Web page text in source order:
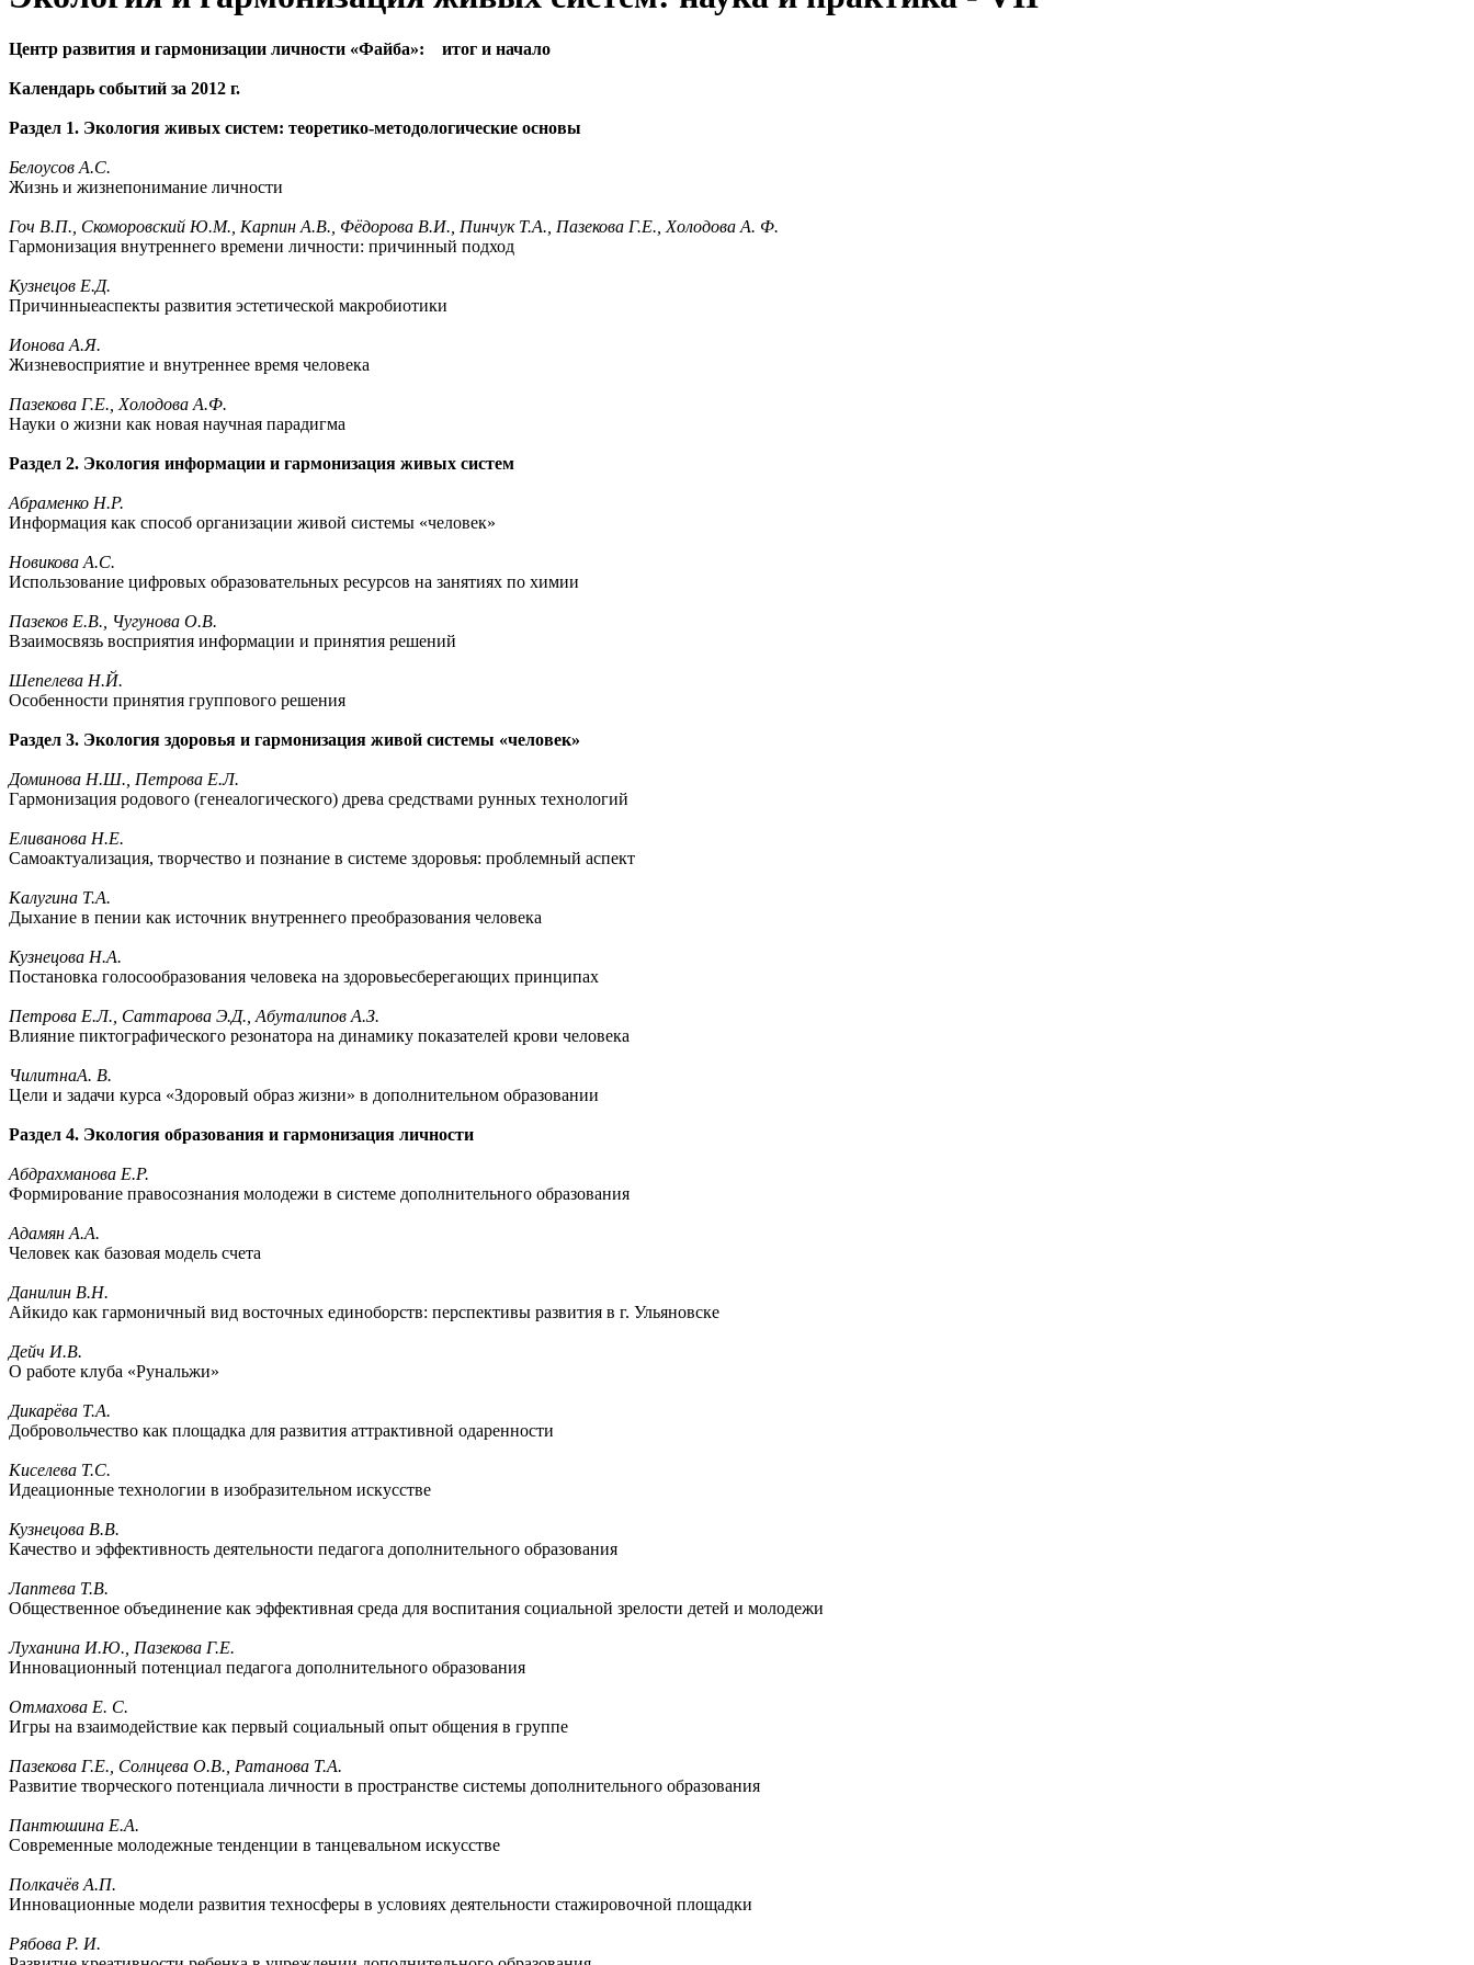
Центр развития и гармонизации личности «Файба»: итог и начало
Календарь событий за 2012 г.
Раздел 1. Экология живых систем: теоретико-методологические основы
Белоусов А.С.
Жизнь и жизнепонимание личности
Гоч В.П., Скоморовский Ю.М., Карпин А.В., Фёдорова В.И., Пинчук Т.А., Пазекова Г.Е., Холодова А. Ф.
Гармонизация внутреннего времени личности: причинный подход
Кузнецов Е.Д.
Причинныеаспекты развития эстетической макробиотики
Ионова А.Я.
Жизневосприятие и внутреннее время человека
Пазекова Г.Е., Холодова А.Ф.
Науки о жизни как новая научная парадигма
Раздел 2. Экология информации и гармонизация живых систем
Абраменко Н.Р.
Информация как способ организации живой системы «человек»
Новикова А.С.
Использование цифровых образовательных ресурсов на занятиях по химии
Пазеков Е.В., Чугунова О.В.
Взаимосвязь восприятия информации и принятия решений
Шепелева Н.Й.
Особенности принятия группового решения
Раздел 3. Экология здоровья и гармонизация живой системы «человек»
Доминова Н.Ш., Петрова E.Л.
Гармонизация родового (генеалогического) древа средствами рунных технологий
Еливанова Н.Е.
Самоактуализация, творчество и познание в системе здоровья: проблемный аспект
Калугина Т.А.
Дыхание в пении как источник внутреннего преобразования человека
Кузнецова Н.А.
Постановка голосообразования человека на здоровьесберегающих принципах
Петрова E.Л., Саттарова Э.Д., Абуталипов А.З.
Влияние пиктографического резонатора на динамику показателей крови человека
ЧилитнаА. В.
Цели и задачи курса «Здоровый образ жизни» в дополнительном образовании
Раздел 4. Экология образования и гармонизация личности
Абдрахманова Е.Р.
Формирование правосознания молодежи в системе дополнительного образования
Адамян А.А.
Человек как базовая модель счета
Данилин В.Н.
Айкидо как гармоничный вид восточных единоборств: перспективы развития в г. Ульяновске
Дейч И.В.
О работе клуба «Рунальжи»
Дикарёва Т.А.
Добровольчество как площадка для развития аттрактивной одаренности
Киселева Т.С.
Идеационные технологии в изобразительном искусстве
Кузнецова В.В.
Качество и эффективность деятельности педагога дополнительного образования
Лаптева Т.В.
Общественное объединение как эффективная среда для воспитания социальной зрелости детей и молодежи
Луханина И.Ю., Пазекова Г.Е.
Инновационный потенциал педагога дополнительного образования
Отмахова Е. С.
Игры на взаимодействие как первый социальный опыт общения в группе
Пазекова Г.Е., Солнцева О.В., Ратанова Т.А.
Развитие творческого потенциала личности в пространстве системы дополнительного образования
Пантюшина Е.А.
Современные молодежные тенденции в танцевальном искусстве
Полкачёв А.П.
Инновационные модели развития техносферы в условиях деятельности стажировочной площадки
Рябова Р. И.